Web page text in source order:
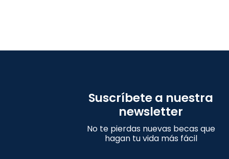
Suscríbete a nuestra
newsletter
No te pierdas nuevas becas que
hagan tu vida más fácil